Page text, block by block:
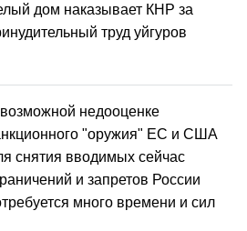
дом наказывает КНР за
труд уйгуров
недооценке
"оружия" ЕС и США
снятия вводимых сейчас
и запретов России
много времени и сил